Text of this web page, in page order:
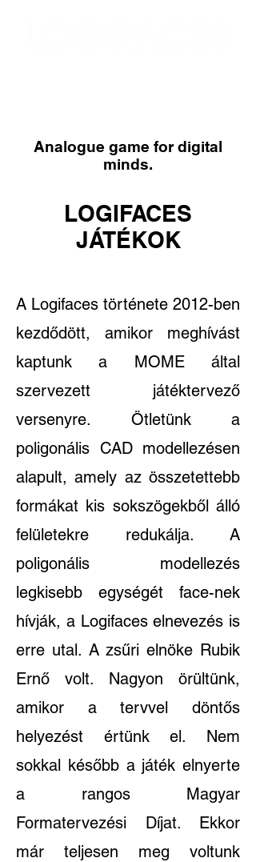
Analogue game for digital
minds.
LOGIFACES
JÁTÉKOK
A Logifaces története 2012-ben
kezdődött, amikor meghívást
kaptunk a MOME által
szervezett játéktervező
versenyre. Ötletünk a
poligonális CAD modellezésen
alapult, amely az összetettebb
formákat kis sokszögekből álló
felületekre redukálja. A
poligonális modellezés
legkisebb egységét face-nek
hívják, a Logifaces elnevezés is
erre utal. A zsűri elnöke Rubik
Ernő volt. Nagyon örültünk,
amikor a tervvel döntős
helyezést értünk el. Nem
sokkal később a játék elnyerte
a rangos Magyar
Formatervezési Díjat. Ekkor
már teljesen meg voltunk